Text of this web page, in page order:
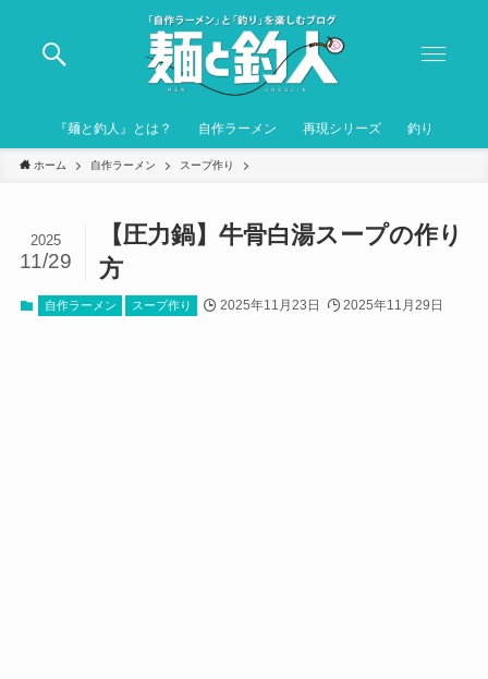
『麺と釣人』とは？ 自作ラーメン 再現シリーズ 釣り
ホーム 自作ラーメン スープ作り
【圧力鍋】牛骨白湯スープの作り
方
2025
11/29
自作ラーメン スープ作り 2025年11月23日 2025年11月29日